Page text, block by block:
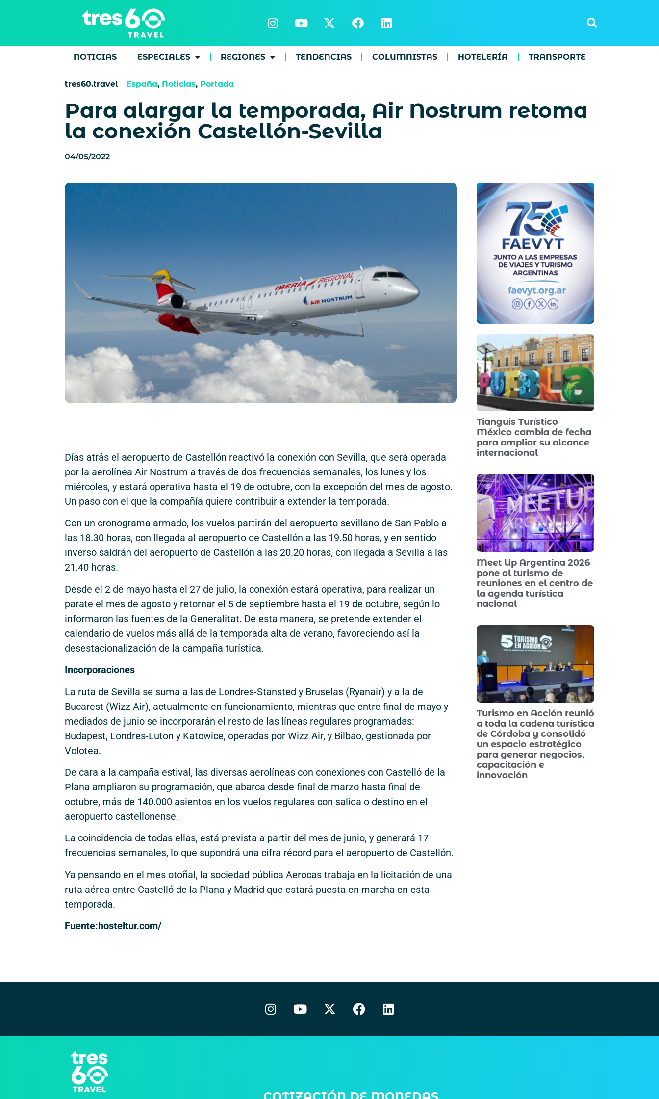
NOTICIAS ESPECIALES REGIONES TENDENCIAS COLUMNISTAS HOTELERÍA TRANSPORTE
tres60.travel España, Noticias, Portada
Para alargar la temporada, Air Nostrum retoma
la conexión Castellón-Sevilla
04/05/2022
Días atrás el aeropuerto de Castellón reactivó la conexión con Sevilla, que será operada
por la aerolínea Air Nostrum a través de dos frecuencias semanales, los lunes y los
miércoles, y estará operativa hasta el 19 de octubre, con la excepción del mes de agosto.
Un paso con el que la compañía quiere contribuir a extender la temporada.
Con un cronograma armado, los vuelos partirán del aeropuerto sevillano de San Pablo a
las 18.30 horas, con llegada al aeropuerto de Castellón a las 19.50 horas, y en sentido
inverso saldrán del aeropuerto de Castellón a las 20.20 horas, con llegada a Sevilla a las
21.40 horas.
Desde el 2 de mayo hasta el 27 de julio, la conexión estará operativa, para realizar un
parate el mes de agosto y retornar el 5 de septiembre hasta el 19 de octubre, según lo
informaron las fuentes de la Generalitat. De esta manera, se pretende extender el
calendario de vuelos más allá de la temporada alta de verano, favoreciendo así la
desestacionalización de la campaña turística.
Incorporaciones
La ruta de Sevilla se suma a las de Londres-Stansted y Bruselas (Ryanair) y a la de
Bucarest (Wizz Air), actualmente en funcionamiento, mientras que entre final de mayo y
mediados de junio se incorporarán el resto de las líneas regulares programadas:
Budapest, Londres-Luton y Katowice, operadas por Wizz Air, y Bilbao, gestionada por
Volotea.
De cara a la campaña estival, las diversas aerolíneas con conexiones con Castelló de la
Plana ampliaron su programación, que abarca desde final de marzo hasta final de
octubre, más de 140.000 asientos en los vuelos regulares con salida o destino en el
aeropuerto castellonense.
La coincidencia de todas ellas, está prevista a partir del mes de junio, y generará 17
frecuencias semanales, lo que supondrá una cifra récord para el aeropuerto de Castellón.
Ya pensando en el mes otoñal, la sociedad pública Aerocas trabaja en la licitación de una
ruta aérea entre Castelló de la Plana y Madrid que estará puesta en marcha en esta
temporada.
Fuente:hosteltur.com/
Tianguis Turístico
México cambia de fecha
para ampliar su alcance
internacional
Meet Up Argentina 2026
pone al turismo de
reuniones en el centro de
la agenda turística
nacional
Turismo en Acción reunió
a toda la cadena turística
de Córdoba y consolidó
un espacio estratégico
para generar negocios,
capacitación e
innovación
COTIZACIÓN DE MONEDAS